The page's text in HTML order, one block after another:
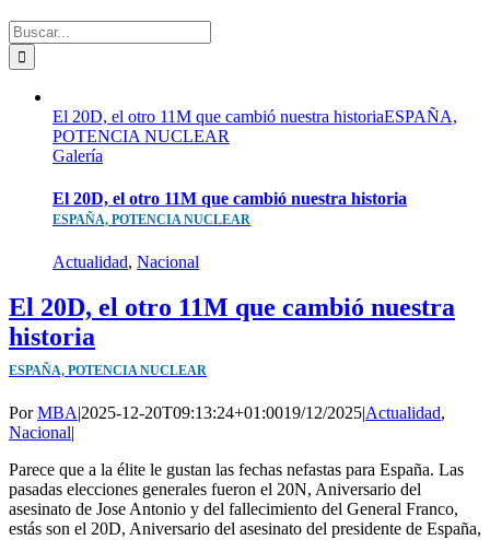
Buscar:
El 20D, el otro 11M que cambió nuestra historiaESPAÑA,
POTENCIA NUCLEAR
Galería
El 20D, el otro 11M que cambió nuestra historia
ESPAÑA, POTENCIA NUCLEAR
Actualidad, Nacional
El 20D, el otro 11M que cambió nuestra
historia
ESPAÑA, POTENCIA NUCLEAR
PorMBA|2025-12-20T09:13:24+01:0019/12/2025|Actualidad,
Nacional|
Parece que a la élite le gustan las fechas nefastas para España. Las
pasadas elecciones generales fueron el 20N, Aniversario del
asesinato de Jose Antonio y del fallecimiento del General Franco,
estás son el 20D, Aniversario del asesinato del presidente de España,